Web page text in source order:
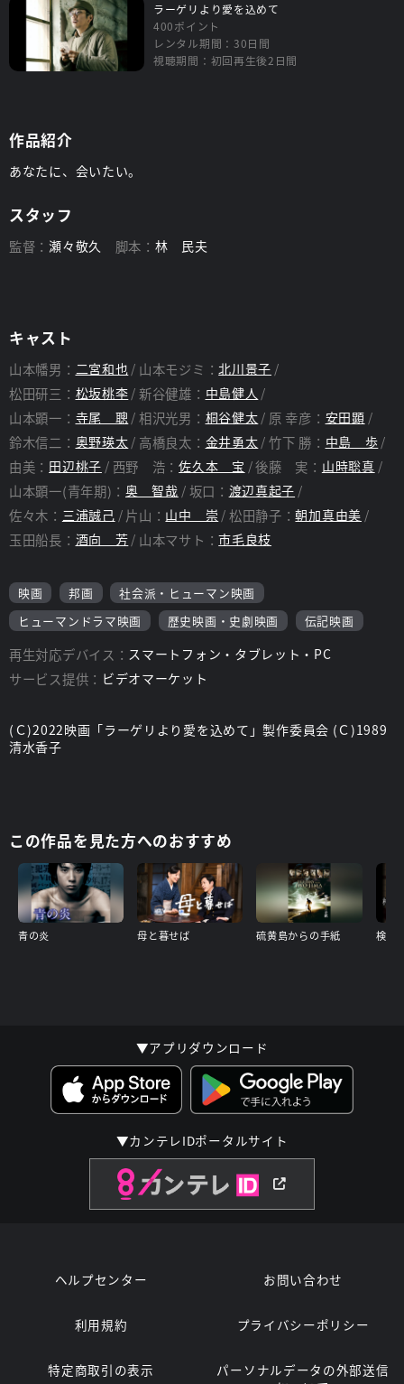
ラーゲリより愛を込めて
400ポイント
レンタル期間：30日間
視聴期間：初回再生後2日間
作品紹介
あなたに、会いたい。
スタッフ
監督：瀬々敬久 脚本： 林 民夫
キャスト
山本幡男： 二宮和也 山本モジミ：北川景子
松田研三： 松坂桃李 新谷健雄： 中島健人
山本顕一： 寺尾 聰 相沢光男： 桐谷健太 原 幸彦： 安田顕
鈴木信二： 奥野瑛太 高橋良太： 金井勇太 竹下 勝： 中島 歩
由美： 田辺桃子 西野 浩：佐久本 宝 後藤 実： 山時聡真
山本顕一(青年期)： 奥 智哉 坂口： 渡辺真起子
佐々木： 三浦誠己 片山： 山中 崇 松田静子：朝加真由美
玉田船長： 酒向 芳 山本マサト：市毛良枝
映画 邦画
社会派・ヒューマン映画
ヒューマンドラマ映画
歴史映画・史劇映画 伝記映画
再生対応デバイス： スマートフォン・タブレット・PC
サービス提供： ビデオマーケット
(Ｃ)2022映画「ラーゲリより愛を込めて」製作委員会 (Ｃ)1989
清水香子
この作品を見た方へのおすすめ
青の炎 母と暮せば 硫黄島からの手紙 検察
▼アプリダウンロード
▼カンテレIDポータルサイト
ヘルプセンター お問い合わせ
利用規約 プライバシーポリシー
特定商取引の表示
パーソナルデータの外部送信